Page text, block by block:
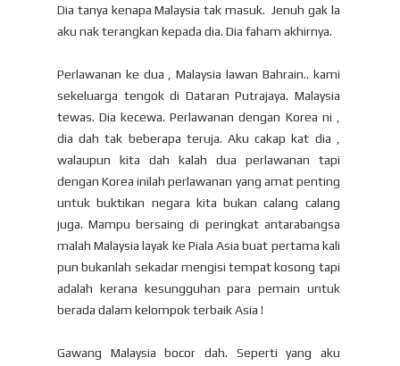
Dia tanya kenapa Malaysia tak masuk. Jenuh gak la
aku nak terangkan kepada dia. Dia faham akhirnya.
Perlawanan ke dua , Malaysia lawan Bahrain.. kami
sekeluarga tengok di Dataran Putrajaya. Malaysia
tewas. Dia kecewa. Perlawanan dengan Korea ni ,
dia dah tak beberapa teruja. Aku cakap kat dia ,
walaupun kita dah kalah dua perlawanan tapi
dengan Korea inilah perlawanan yang amat penting
untuk buktikan negara kita bukan calang calang
juga. Mampu bersaing di peringkat antarabangsa
malah Malaysia layak ke Piala Asia buat pertama kali
pun bukanlah sekadar mengisi tempat kosong tapi
adalah kerana kesungguhan para pemain untuk
berada dalam kelompok terbaik Asia !
Gawang Malaysia bocor dah. Seperti yang aku